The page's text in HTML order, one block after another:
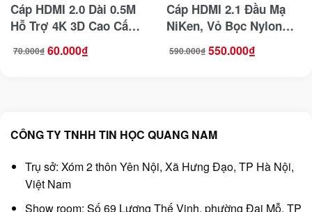
Cáp HDMI 2.0 Dài 0.5M
Hỗ Trợ 4K 3D Cao Cấp
Jasoz T-A251
70.000₫
Giá
gốc 60.000₫
Giá
hiện
Cáp HDMI 2.1 Đầu Mạ
NiKen, Vỏ Bọc Nylon
Dài 3M Hỗ Trợ
8K@60Hz Jasoz T-A271
590.000₫
Giá
gốc 550.000₫
Giá
hiện
CÔNG TY TNHH TIN HỌC QUANG NAM
Trụ sở: Xóm 2 thôn Yên Nội, Xã Hưng Đạo, TP Hà Nội,
Việt Nam
Show room: Số 69 Lương Thế Vinh, phường Đại Mỗ, TP